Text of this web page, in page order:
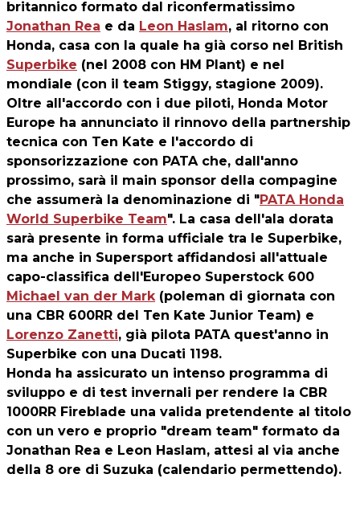
britannico formato dal riconfermatissimo
Jonathan Rea e da Leon Haslam, al ritorno con
Honda, casa con la quale ha già corso nel British
Superbike (nel 2008 con HM Plant) e nel
mondiale (con il team Stiggy, stagione 2009).
Oltre all'accordo con i due piloti, Honda Motor
Europe ha annunciato il rinnovo della partnership
tecnica con Ten Kate e l'accordo di
sponsorizzazione con PATA che, dall'anno
prossimo, sarà il main sponsor della compagine
che assumerà la denominazione di "PATA Honda
World Superbike Team". La casa dell'ala dorata
sarà presente in forma ufficiale tra le Superbike,
ma anche in Supersport affidandosi all'attuale
capo-classifica dell'Europeo Superstock 600
Michael van der Mark(poleman di giornata con
una CBR 600RR del Ten Kate Junior Team) e
Lorenzo Zanetti, già pilota PATA quest'anno in
Superbike con una Ducati 1198.
Honda ha assicurato un intenso programma di
sviluppo e di test invernali per rendere la CBR
1000RR Fireblade una valida pretendente al titolo
con un vero e proprio "dream team" formato da
Jonathan Rea e Leon Haslam, attesi al via anche
della 8 ore di Suzuka (calendario permettendo).